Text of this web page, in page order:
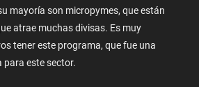
mayoría son micropymes, que están
atrae muchas divisas. Es muy
tener este programa, que fue una
este sector.